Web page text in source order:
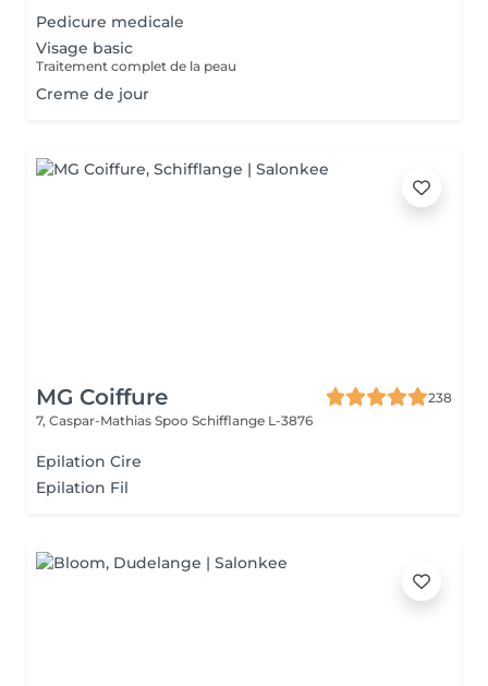
Pedicure medicale
Visage basic
Traitement complet de la peau
Creme de jour
MG Coiffure
238
7, Caspar-Mathias Spoo Schifflange L-3876
Epilation Cire
Epilation Fil